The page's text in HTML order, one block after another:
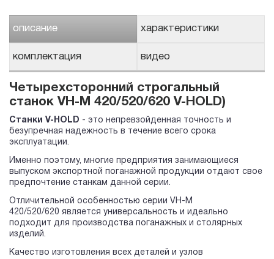
описание характеристики
комплектация видео
Четырехсторонний строгальный
станок VH-M 420/520/620 V-HOLD)
Станки V-HOLD - это непревзойденная точность и
безупречная надежность в течение всего срока
эксплуатации.
Именно поэтому, многие предприятия занимающиеся
выпуском экспортной поганажной продукции отдают свое
предпочтение станкам данной серии.
Отличительной особенностью серии VH-M
420/520/620 является универсальность и идеально
подходит для производства поганажных и столярных
изделий.
Качество изготовления всех деталей и узлов